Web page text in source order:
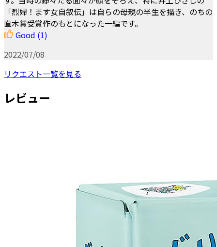
「烈婦！ます女自叙伝」は自らの母親の半生を描き、のちの
直木賞受賞作のもとになった一編です。
Good (1)
2022/07/08
リクエスト一覧を見る
レビュー